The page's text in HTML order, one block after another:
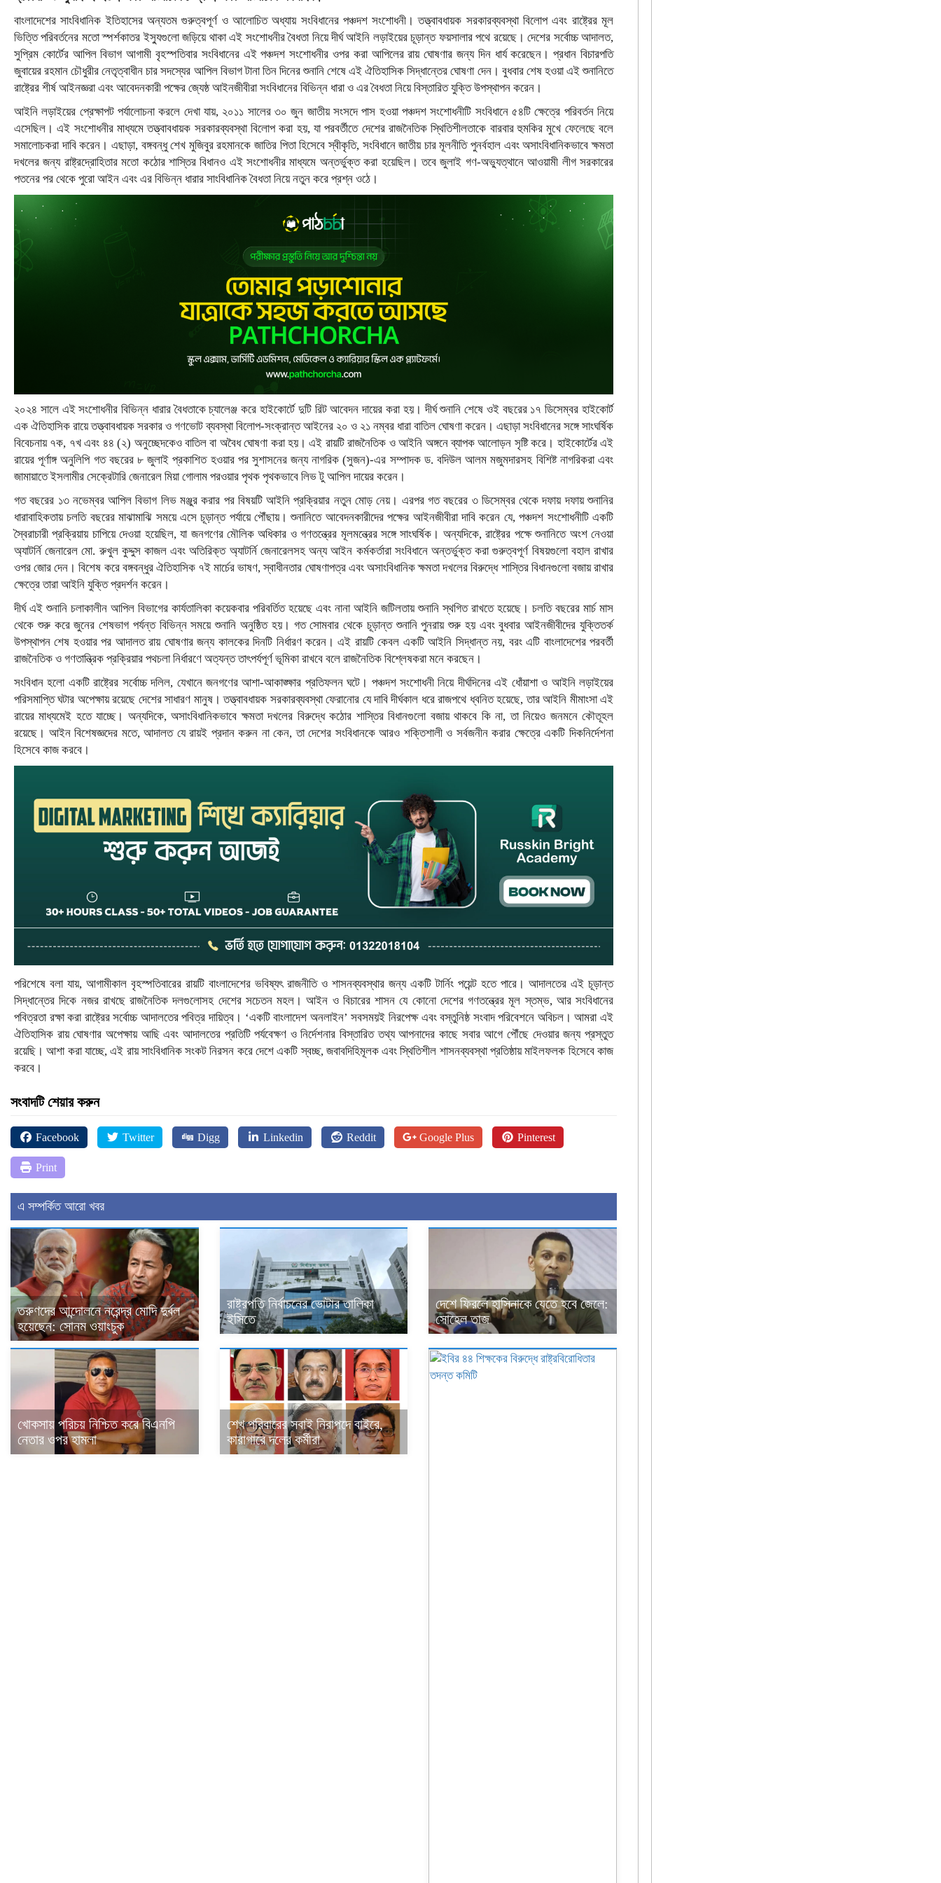
বাংলাদেশের সাংবিধানিক ইতিহাসের অন্যতম গুরুত্বপূর্ণ ও আলোচিত অধ্যায় সংবিধানের পঞ্চদশ সংশোধনী। তত্ত্বাবধায়ক সরকারব্যবস্থা বিলোপ এবং রাষ্ট্রের মূল
ভিত্তি পরিবর্তনের মতো স্পর্শকাতর ইস্যুগুলো জড়িয়ে থাকা এই সংশোধনীর বৈধতা নিয়ে দীর্ঘ আইনি লড়াইয়ের চূড়ান্ত ফয়সালার পথে রয়েছে। দেশের সর্বোচ্চ আদালত,
সুপ্রিম কোর্টের আপিল বিভাগ আগামী বৃহস্পতিবার সংবিধানের এই পঞ্চদশ সংশোধনীর ওপর করা আপিলের রায় ঘোষণার জন্য দিন ধার্য করেছেন। প্রধান বিচারপতি
জুবায়ের রহমান চৌধুরীর নেতৃত্বাধীন চার সদস্যের আপিল বিভাগ টানা তিন দিনের শুনানি শেষে এই ঐতিহাসিক সিদ্ধান্তের ঘোষণা দেন। বুধবার শেষ হওয়া এই শুনানিতে
রাষ্ট্রের শীর্ষ আইনজ্ঞরা এবং আবেদনকারী পক্ষের জ্যেষ্ঠ আইনজীবীরা সংবিধানের বিভিন্ন ধারা ও এর বৈধতা নিয়ে বিস্তারিত যুক্তি উপস্থাপন করেন।
আইনি লড়াইয়ের প্রেক্ষাপট পর্যালোচনা করলে দেখা যায়, ২০১১ সালের ৩০ জুন জাতীয় সংসদে পাস হওয়া পঞ্চদশ সংশোধনীটি সংবিধানে ৫৪টি ক্ষেত্রে পরিবর্তন নিয়ে
এসেছিল। এই সংশোধনীর মাধ্যমে তত্ত্বাবধায়ক সরকারব্যবস্থা বিলোপ করা হয়, যা পরবর্তীতে দেশের রাজনৈতিক স্থিতিশীলতাকে বারবার হুমকির মুখে ফেলেছে বলে
সমালোচকরা দাবি করেন। এছাড়া, বঙ্গবন্ধু শেখ মুজিবুর রহমানকে জাতির পিতা হিসেবে স্বীকৃতি, সংবিধানে জাতীয় চার মূলনীতি পুনর্বহাল এবং অসাংবিধানিকভাবে ক্ষমতা
দখলের জন্য রাষ্ট্রদ্রোহিতার মতো কঠোর শাস্তির বিধানও এই সংশোধনীর মাধ্যমে অন্তর্ভুক্ত করা হয়েছিল। তবে জুলাই গণ-অভ্যুত্থানে আওয়ামী লীগ সরকারের
পতনের পর থেকে পুরো আইন এবং এর বিভিন্ন ধারার সাংবিধানিক বৈধতা নিয়ে নতুন করে প্রশ্ন ওঠে।
২০২৪ সালে এই সংশোধনীর বিভিন্ন ধারার বৈধতাকে চ্যালেঞ্জ করে হাইকোর্টে দুটি রিট আবেদন দায়ের করা হয়। দীর্ঘ শুনানি শেষে ওই বছরের ১৭ ডিসেম্বর হাইকোর্ট
এক ঐতিহাসিক রায়ে তত্ত্বাবধায়ক সরকার ও গণভোট ব্যবস্থা বিলোপ-সংক্রান্ত আইনের ২০ ও ২১ নম্বর ধারা বাতিল ঘোষণা করেন। এছাড়া সংবিধানের সঙ্গে সাংঘর্ষিক
বিবেচনায় ৭ক, ৭খ এবং ৪৪ (২) অনুচ্ছেদকেও বাতিল বা অবৈধ ঘোষণা করা হয়। এই রায়টি রাজনৈতিক ও আইনি অঙ্গনে ব্যাপক আলোড়ন সৃষ্টি করে। হাইকোর্টের এই
রায়ের পূর্ণাঙ্গ অনুলিপি গত বছরের ৮ জুলাই প্রকাশিত হওয়ার পর সুশাসনের জন্য নাগরিক (সুজন)-এর সম্পাদক ড. বদিউল আলম মজুমদারসহ বিশিষ্ট নাগরিকরা এবং
জামায়াতে ইসলামীর সেক্রেটারি জেনারেল মিয়া গোলাম পরওয়ার পৃথক পৃথকভাবে লিভ টু আপিল দায়ের করেন।
গত বছরের ১৩ নভেম্বর আপিল বিভাগ লিভ মঞ্জুর করার পর বিষয়টি আইনি প্রক্রিয়ার নতুন মোড় নেয়। এরপর গত বছরের ৩ ডিসেম্বর থেকে দফায় দফায় শুনানির
ধারাবাহিকতায় চলতি বছরের মাঝামাঝি সময়ে এসে চূড়ান্ত পর্যায়ে পৌঁছায়। শুনানিতে আবেদনকারীদের পক্ষের আইনজীবীরা দাবি করেন যে, পঞ্চদশ সংশোধনীটি একটি
স্বৈরাচারী প্রক্রিয়ায় চাপিয়ে দেওয়া হয়েছিল, যা জনগণের মৌলিক অধিকার ও গণতন্ত্রের মূলমন্ত্রের সঙ্গে সাংঘর্ষিক। অন্যদিকে, রাষ্ট্রের পক্ষে শুনানিতে অংশ নেওয়া
অ্যাটর্নি জেনারেল মো. রুখুল কুদ্দুস কাজল এবং অতিরিক্ত অ্যাটর্নি জেনারেলসহ অন্য আইন কর্মকর্তারা সংবিধানে অন্তর্ভুক্ত করা গুরুত্বপূর্ণ বিষয়গুলো বহাল রাখার
ওপর জোর দেন। বিশেষ করে বঙ্গবন্ধুর ঐতিহাসিক ৭ই মার্চের ভাষণ, স্বাধীনতার ঘোষণাপত্র এবং অসাংবিধানিক ক্ষমতা দখলের বিরুদ্ধে শাস্তির বিধানগুলো বজায় রাখার
ক্ষেত্রে তারা আইনি যুক্তি প্রদর্শন করেন।
দীর্ঘ এই শুনানি চলাকালীন আপিল বিভাগের কার্যতালিকা কয়েকবার পরিবর্তিত হয়েছে এবং নানা আইনি জটিলতায় শুনানি স্থগিত রাখতে হয়েছে। চলতি বছরের মার্চ মাস
থেকে শুরু করে জুনের শেষভাগ পর্যন্ত বিভিন্ন সময়ে শুনানি অনুষ্ঠিত হয়। গত সোমবার থেকে চূড়ান্ত শুনানি পুনরায় শুরু হয় এবং বুধবার আইনজীবীদের যুক্তিতর্ক
উপস্থাপন শেষ হওয়ার পর আদালত রায় ঘোষণার জন্য কালকের দিনটি নির্ধারণ করেন। এই রায়টি কেবল একটি আইনি সিদ্ধান্ত নয়, বরং এটি বাংলাদেশের পরবর্তী
রাজনৈতিক ও গণতান্ত্রিক প্রক্রিয়ার পথচলা নির্ধারণে অত্যন্ত তাৎপর্যপূর্ণ ভূমিকা রাখবে বলে রাজনৈতিক বিশ্লেষকরা মনে করছেন।
সংবিধান হলো একটি রাষ্ট্রের সর্বোচ্চ দলিল, যেখানে জনগণের আশা-আকাঙ্ক্ষার প্রতিফলন ঘটে। পঞ্চদশ সংশোধনী নিয়ে দীর্ঘদিনের এই ধোঁয়াশা ও আইনি লড়াইয়ের
পরিসমাপ্তি ঘটার অপেক্ষায় রয়েছে দেশের সাধারণ মানুষ। তত্ত্বাবধায়ক সরকারব্যবস্থা ফেরানোর যে দাবি দীর্ঘকাল ধরে রাজপথে ধ্বনিত হয়েছে, তার আইনি মীমাংসা এই
রায়ের মাধ্যমেই হতে যাচ্ছে। অন্যদিকে, অসাংবিধানিকভাবে ক্ষমতা দখলের বিরুদ্ধে কঠোর শাস্তির বিধানগুলো বজায় থাকবে কি না, তা নিয়েও জনমনে কৌতূহল
রয়েছে। আইন বিশেষজ্ঞদের মতে, আদালত যে রায়ই প্রদান করুন না কেন, তা দেশের সংবিধানকে আরও শক্তিশালী ও সর্বজনীন করার ক্ষেত্রে একটি দিকনির্দেশনা
হিসেবে কাজ করবে।
পরিশেষে বলা যায়, আগামীকাল বৃহস্পতিবারের রায়টি বাংলাদেশের ভবিষ্যৎ রাজনীতি ও শাসনব্যবস্থার জন্য একটি টার্নিং পয়েন্ট হতে পারে। আদালতের এই চূড়ান্ত
সিদ্ধান্তের দিকে নজর রাখছে রাজনৈতিক দলগুলোসহ দেশের সচেতন মহল। আইন ও বিচারের শাসন যে কোনো দেশের গণতন্ত্রের মূল স্তম্ভ, আর সংবিধানের
পবিত্রতা রক্ষা করা রাষ্ট্রের সর্বোচ্চ আদালতের পবিত্র দায়িত্ব। ‘একটি বাংলাদেশ অনলাইন’ সবসময়ই নিরপেক্ষ এবং বস্তুনিষ্ঠ সংবাদ পরিবেশনে অবিচল। আমরা এই
ঐতিহাসিক রায় ঘোষণার অপেক্ষায় আছি এবং আদালতের প্রতিটি পর্যবেক্ষণ ও নির্দেশনার বিস্তারিত তথ্য আপনাদের কাছে সবার আগে পৌঁছে দেওয়ার জন্য প্রস্তুত
রয়েছি। আশা করা যাচ্ছে, এই রায় সাংবিধানিক সংকট নিরসন করে দেশে একটি স্বচ্ছ, জবাবদিহিমূলক এবং স্থিতিশীল শাসনব্যবস্থা প্রতিষ্ঠায় মাইলফলক হিসেবে কাজ
করবে।
সংবাদটি শেয়ার করুন
Facebook Twitter Digg Linkedin Reddit Google Plus Pinterest
Print
এ সম্পর্কিত আরো খবর
তরুণদের আন্দোলনে নরেন্দ্র মোদি দুর্বল
হয়েছেন: সোনম ওয়াংচুক
রাষ্ট্রপতি নির্বাচনের ভোটার তালিকা
ইসিতে
দেশে ফিরলে হাসিনাকে যেতে হবে জেলে:
সোহেল তাজ
খোকসায় পরিচয় নিশ্চিত করে বিএনপি
নেতার ওপর হামলা
শেখ পরিবারের সবাই নিরাপদে বাইরে,
কারাগারে দলের কর্মীরা